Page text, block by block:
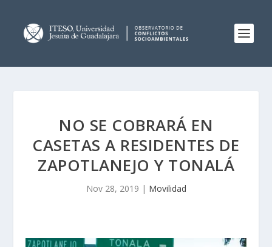
NO SE COBRARÁ EN
CASETAS A RESIDENTES DE
ZAPOTLANEJO Y TONALÁ
Nov 28, 2019 | Movilidad